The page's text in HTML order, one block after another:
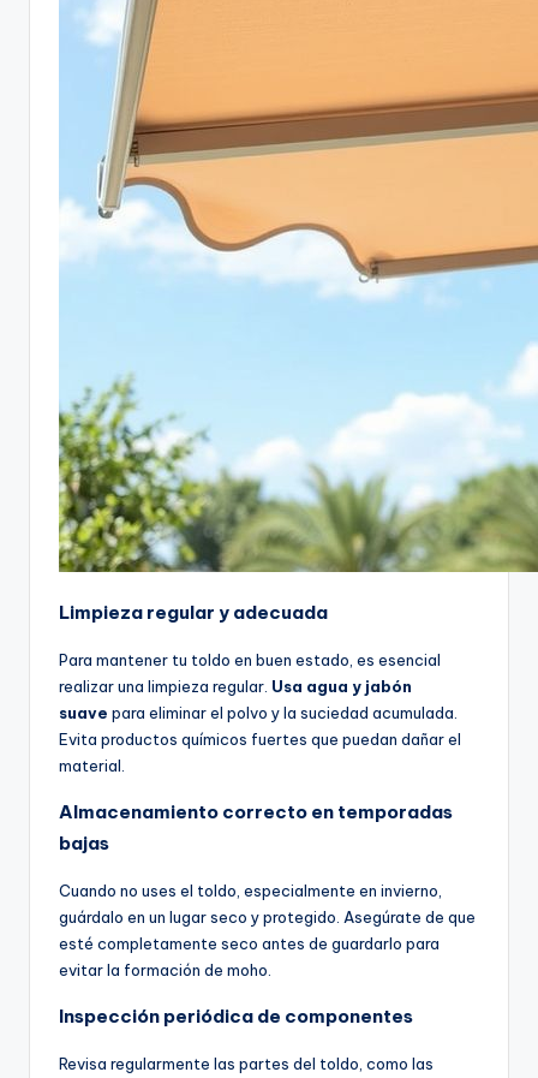
Limpieza regular y adecuada
Para mantener tu toldo en buen estado, es esencial
realizar una limpieza regular. Usa agua y jabón
suave para eliminar el polvo y la suciedad acumulada.
Evita productos químicos fuertes que puedan dañar el
material.
Almacenamiento correcto en temporadas
bajas
Cuando no uses el toldo, especialmente en invierno,
guárdalo en un lugar seco y protegido. Asegúrate de que
esté completamente seco antes de guardarlo para
evitar la formación de moho.
Inspección periódica de componentes
Revisa regularmente las partes del toldo, como las